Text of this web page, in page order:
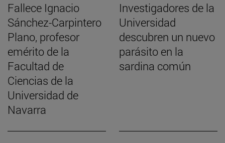
Fallece Ignacio
Sánchez-Carpintero
Plano, profesor
emérito de la
Facultad de
Ciencias de la
Universidad de
Navarra
Investigadores de la
Universidad
descubren un nuevo
parásito en la
sardina común